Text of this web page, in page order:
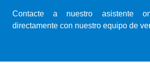
Contacte a nuestro asistente
directamente con nuestro equipo de